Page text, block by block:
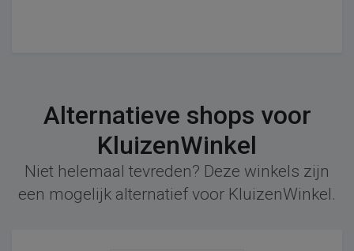
Alternatieve shops voor
KluizenWinkel
Niet helemaal tevreden? Deze winkels zijn
een mogelijk alternatief voor KluizenWinkel.